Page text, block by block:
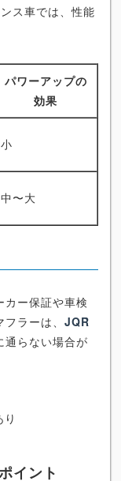
ス車では、性能
パワーアップの
効果
小
中〜大
ー保証や車検
ラーは、 JQR
通らない場合が
イント